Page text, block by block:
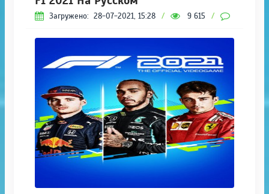
Загружено: 28-07-2021, 15:28 / 9 615 /